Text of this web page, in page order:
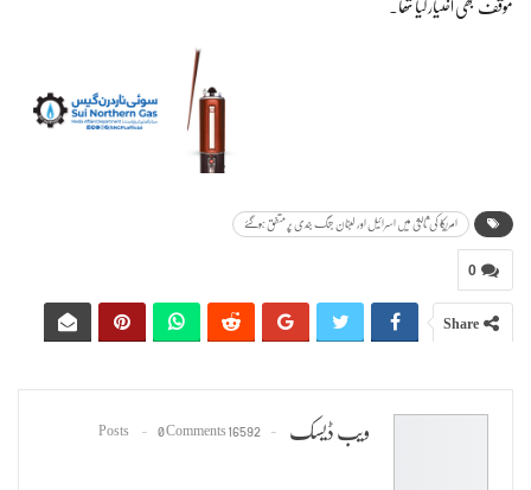
مؤقف بھی اختیار کیا تھا۔
امریکا کی ثالثی میں اسرائیل اور لبنان جنگ بندی پر متفق ہوگئے
0
Share
ویب ڈیسک 16592 Posts
0 Comments